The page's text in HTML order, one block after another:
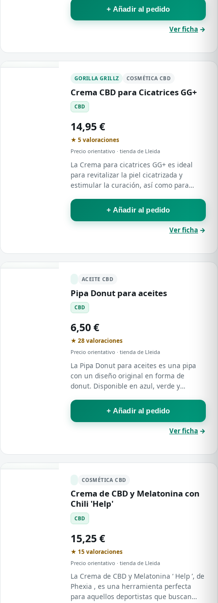
limpieza, convirtiéndola en una opción
práctica…
+ Añadir al pedido
Ver ficha →
GORILLA GRILLZ COSMÉTICA CBD
Crema CBD para Cicatrices GG+
CBD
14,95 €
★ 5 valoraciones
Precio orientativo · tienda de Lleida
La Crema para cicatrices GG+ es ideal
para revitalizar la piel cicatrizada y
estimular la curación, así como para
+ Añadir al pedido
Ver ficha →
ACEITE CBD
Pipa Donut para aceites
CBD
6,50 €
★ 28 valoraciones
Precio orientativo · tienda de Lleida
La Pipa Donut para aceites es una pipa
con un diseño original en forma de
donut. Disponible en azul, verde y
llamativo y cómodo de manejar para
quienes buscan…
+ Añadir al pedido
Ver ficha →
COSMÉTICA CBD
Crema de CBD y Melatonina con
Chili 'Help'
CBD
15,25 €
★ 15 valoraciones
Precio orientativo · tienda de Lleida
La Crema de CBD y Melatonina ‘ Help ’, de
Phexia , es una herramienta perfecta
para aquellos deportistas que buscan